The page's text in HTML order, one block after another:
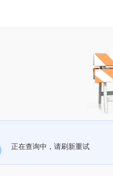
正在查询中，请刷新重试